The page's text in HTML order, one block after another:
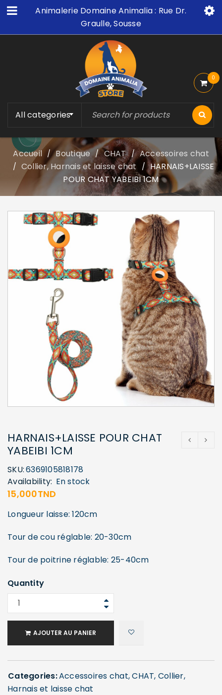
Animalerie Domaine Animalia : Rue Dr.
Graulle, Sousse
All categories
0
Accueil / Boutique / CHAT / Accessoires chat
/ Collier, Harnais et laisse chat / HARNAIS+LAISSE
POUR CHAT YABEIBI 1CM
HARNAIS+LAISSE POUR CHAT
YABEIBI 1CM
SKU:6369105818178
Availability: En stock
15,000TND
Longueur laisse: 120cm
Tour de cou réglable: 20-30cm
Tour de poitrine réglable: 25-40cm
Quantity
AJOUTER AU PANIER
Categories:Accessoires chat,CHAT, Collier,
Harnais et laisse chat